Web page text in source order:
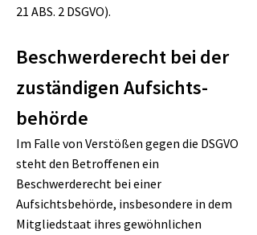
21 ABS. 2 DSGVO).
Beschwerde­recht bei der
zuständigen Aufsichts­
behörde
Im Falle von Verstößen gegen die DSGVO
steht den Betroffenen ein
Beschwerderecht bei einer
Aufsichtsbehörde, insbesondere in dem
Mitgliedstaat ihres gewöhnlichen